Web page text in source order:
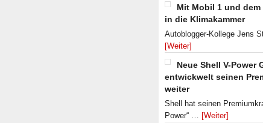
Mit Mobil 1 und dem
in die Klimakammer
Autoblogger-Kollege Jens
[Weiter]
Neue Shell V-Power
entwickwelt seinen
weiter
Shell hat seinen
Power“ … [Weiter]